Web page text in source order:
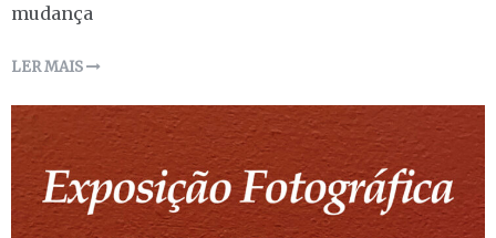
mudança
LER MAIS